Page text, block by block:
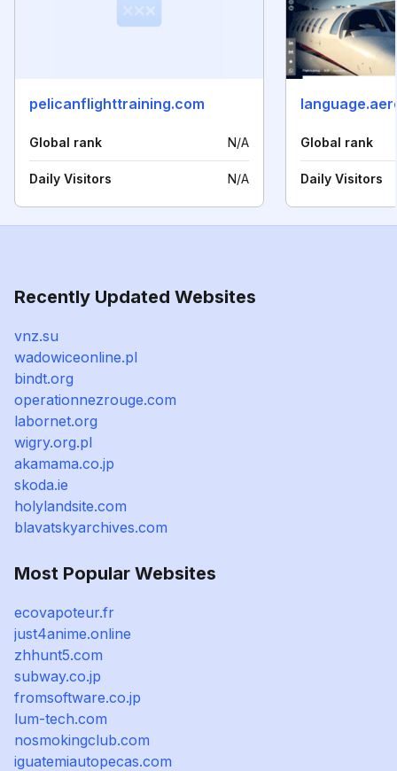
pelicanflighttraining.com
Global rank N/A
Daily Visitors N/A
Global rank
Daily Visitors
Recently Updated Websites
vnz.su
wadowiceonline.pl
bindt.org
operationnezrouge.com
labornet.org
wigry.org.pl
akamama.co.jp
skoda.ie
holylandsite.com
blavatskyarchives.com
Most Popular Websites
ecovapoteur.fr
just4anime.online
zhhunt5.com
subway.co.jp
fromsoftware.co.jp
lum-tech.com
nosmokingclub.com
iguatemiautopecas.com